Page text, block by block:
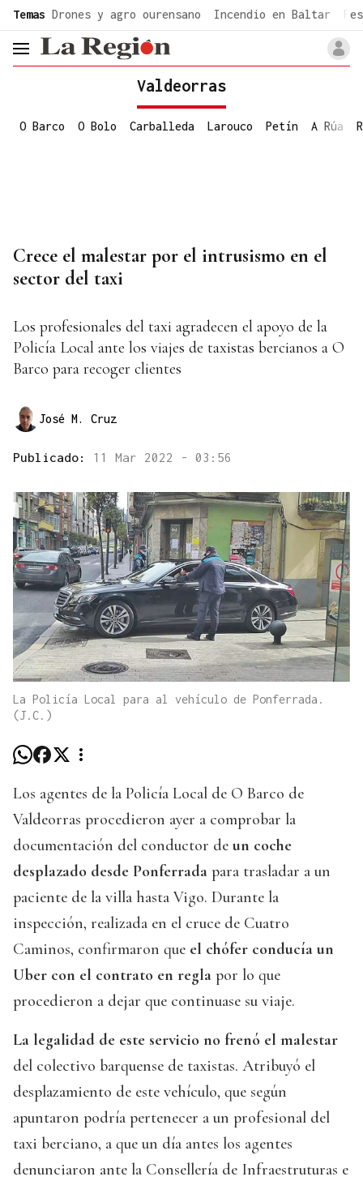
Temas Drones y agro ourensano Incendio en Baltar
header.menu.open
Valdeorras
O Barco O Bolo Carballeda Larouco Petín A Rúa
Crece el malestar por el intrusismo en el
sector del taxi
Los profesionales del taxi agradecen el apoyo de la
Policía Local ante los viajes de taxistas bercianos a O
Barco para recoger clientes
José M. Cruz
Publicado: 11 Mar 2022 - 03:56
La Policía Local para al vehículo de Ponferrada.
(J.C.)
Los agentes de la Policía Local de O Barco de
Valdeorras procedieron ayer a comprobar la
documentación del conductor de un coche
desplazado desde Ponferrada para trasladar a un
paciente de la villa hasta Vigo. Durante la
inspección, realizada en el cruce de Cuatro
Caminos, confirmaron que el chófer conducía un
Uber con el contrato en regla por lo que
procedieron a dejar que continuase su viaje.
La legalidad de este servicio no frenó el malestar
del colectivo barquense de taxistas. Atribuyó el
desplazamiento de este vehículo, que según
apuntaron podría pertenecer a un profesional del
taxi berciano, a que un día antes los agentes
denunciaron ante la Consellería de Infraestruturas e